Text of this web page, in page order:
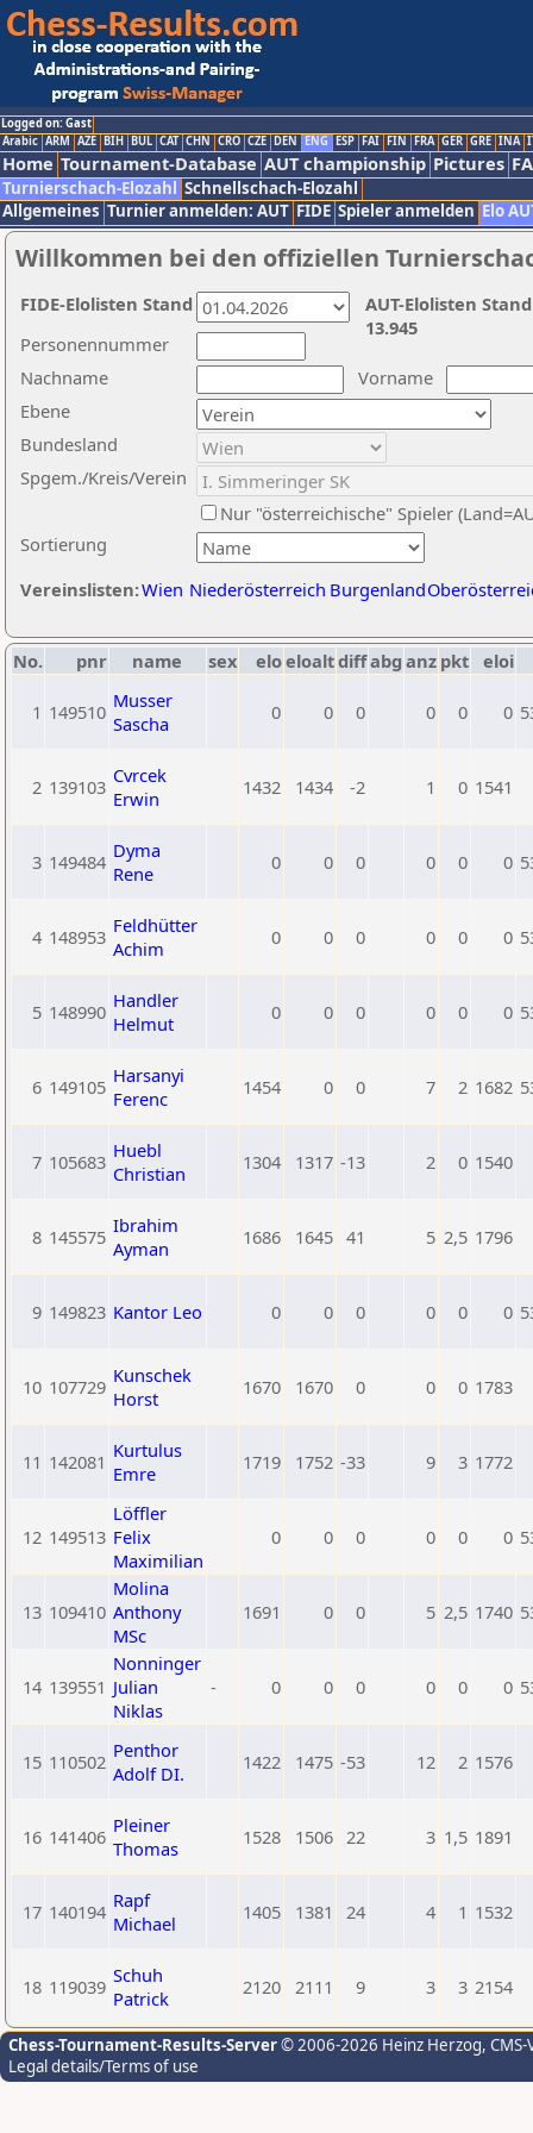
Logged on: Gast
Arabic ARM AZE BIH BUL CAT CHN CRO CZE DEN ENG ESP FAI FIN FRA GER GRE INA
Home Tournament-Database AUT championship Pictures
Turnierschach-Elozahl Schnellschach-Elozahl
Allgemeines Turnier anmelden: AUT FIDE Spieler anmelden Elo
Willkommen bei den offiziellen
Nachname
Vorname
Ebene
Sortierung
Personennummer
Bundesland
Spgem./Kreis/Verein
Nur "österreichische" Spieler
Vereinslisten:Wien Niederösterreich Burgenland
AUT-Elolisten
13.945
FIDE-Elolisten Stand
No. pnr name sex eloeloaltdiffabg anz pkt eloi
1 149510 Musser
Sascha
0 0 0 0 0 0
2 139103 Cvrcek
Erwin
1432 1434 -2 1 0 1541
3 149484 Dyma
Rene
0 0 0 0 0 0
4 148953 Feldhütter
Achim
0 0 0 0 0 0
5 148990 Handler
Helmut
0 0 0 0 0 0
6 149105 Harsanyi
Ferenc
1454 0 0 7 2 1682
7 105683 Huebl
Christian
1304 1317 -13 2 0 1540
8 145575 Ibrahim
Ayman
1686 1645 41 5 2,5 1796
9 149823 Kantor Leo 0 0 0 0 0 0
10 107729 Kunschek
Horst
1670 1670 0 0 0 1783
11 142081 Kurtulus
Emre
1719 1752 -33 9 3 1772
12 149513
Löffler
Felix
Maximilian
0 0 0 0 0 0
13 109410
Molina
Anthony
MSc
1691 0 0 5 2,5 1740
14 139551
Nonninger
Julian
Niklas
- 0 0 0 0 0 0
15 110502 Penthor
Adolf DI.
1422 1475 -53 12 2 1576
16 141406 Pleiner
Thomas
1528 1506 22 3 1,5 1891
17 140194 Rapf
Michael
1405 1381 24 4 1 1532
18 119039 Schuh
Patrick
2120 2111 9 3 3 2154
Chess-Tournament-Results-Server© 2006-2026 Heinz Herzog,
Legal details/Terms of use